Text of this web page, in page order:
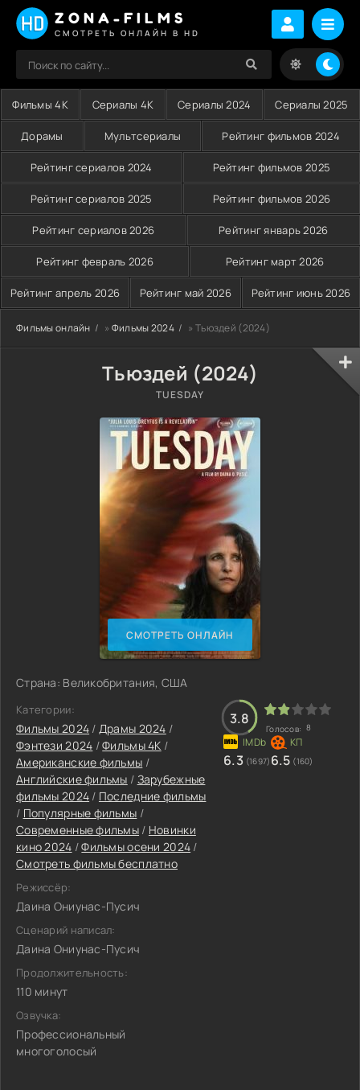
ZONA-FILMS
СМОТРЕТЬ ОНЛАЙН В HD
Фильмы 4K Сериалы 4K Сериалы 2024 Сериалы 2025
Дорамы Мультсериалы Рейтинг фильмов 2024
Рейтинг сериалов 2024 Рейтинг фильмов 2025
Рейтинг сериалов 2025 Рейтинг фильмов 2026
Рейтинг сериалов 2026 Рейтинг январь 2026
Рейтинг февраль 2026 Рейтинг март 2026
Рейтинг апрель 2026 Рейтинг май 2026 Рейтинг июнь 2026
Фильмы онлайн » Фильмы 2024 » Тьюздей (2024)
Тьюздей (2024)
TUESDAY
СМОТРЕТЬ ОНЛАЙН
Страна: Великобритания, США
Категории:
Фильмы 2024 / Драмы 2024 /
Фэнтези 2024 /Фильмы 4K /
Американские фильмы /
Английские фильмы / Зарубежные
фильмы 2024 / Последние фильмы
/ Популярные фильмы /
Современные фильмы / Новинки
кино 2024 /Фильмы осени 2024 /
Смотреть фильмы бесплатно
Режиссёр:
Даина Ониунас-Пусич
Сценарий написал:
Даина Ониунас-Пусич
Продолжительность:
110 минут
Озвучка:
Профессиональный
многоголосый
3.8
Голосов: 8
6.3 (1697) 6.5 (160)